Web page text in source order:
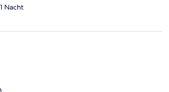
Nacht